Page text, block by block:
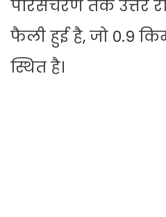
परिसंचरण तक उत्तर
फैली हुई है, जो 0.9
स्थित है।